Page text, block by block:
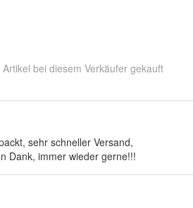
bei diesem Verkäufer gekauft
sehr schneller Versand,
Dank, immer wieder gerne!!!